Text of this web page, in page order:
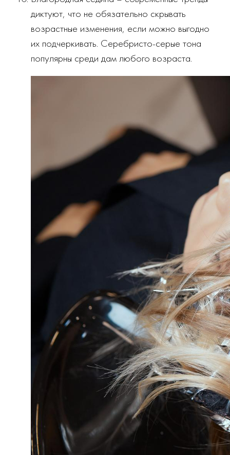
диктуют, что не обязательно скрывать
возрастные изменения, если можно выгодно
их подчеркивать. Серебристо-серые тона
популярны среди дам любого возраста.